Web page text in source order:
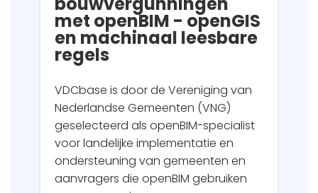
met openBIM - openGIS
en machinaal leesbare
regels
VDCbase is door de Vereniging van
Nederlandse Gemeenten (VNG)
geselecteerd als openBIM-specialist
voor landelijke implementatie en
ondersteuning van gemeenten en
aanvragers die openBIM gebruiken